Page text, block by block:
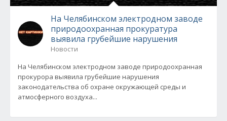
На Челябинском электродном заводе
природоохранная прокуратура
выявила грубейшие нарушения
Новости
На Челябинском электродном заводе природоохранная
прокурора выявила грубейшие нарушения
законодательства об охране окружающей среды и
атмосферного воздуха...